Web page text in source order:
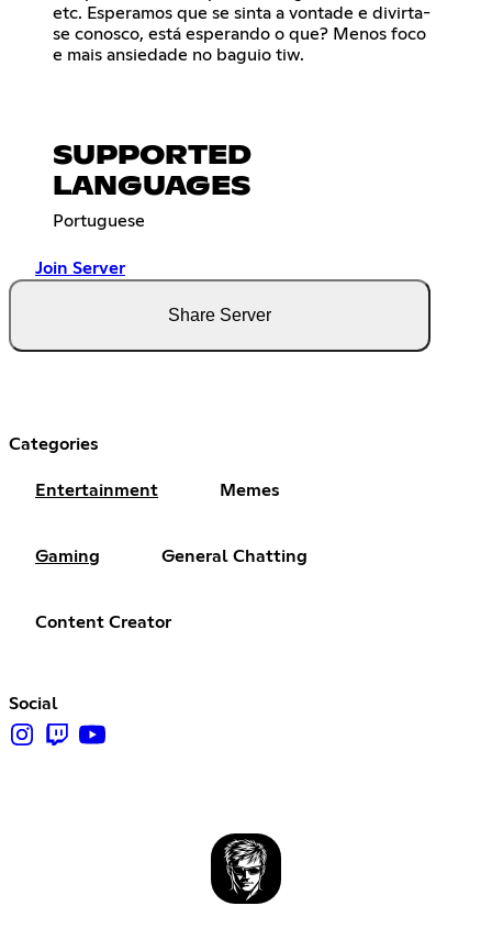
etc. Esperamos que se sinta a vontade e divirta-
se conosco, está esperando o que? Menos foco
e mais ansiedade no baguio tiw.
SUPPORTED
LANGUAGES
Portuguese
Join Server
Share Server
Categories
Entertainment Memes
Gaming General Chatting
Content Creator
Social